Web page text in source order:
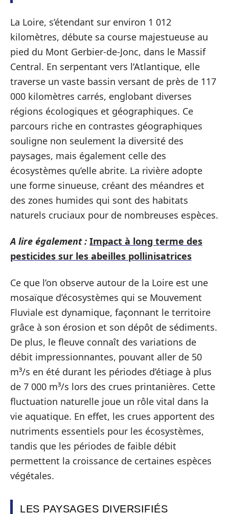
La Loire, s’étendant sur environ 1 012
kilomètres, débute sa course majestueuse au
pied du Mont Gerbier-de-Jonc, dans le Massif
Central. En serpentant vers l’Atlantique, elle
traverse un vaste bassin versant de près de 117
000 kilomètres carrés, englobant diverses
régions écologiques et géographiques. Ce
parcours riche en contrastes géographiques
souligne non seulement la diversité des
paysages, mais également celle des
écosystèmes qu’elle abrite. La rivière adopte
une forme sinueuse, créant des méandres et
des zones humides qui sont des habitats
naturels cruciaux pour de nombreuses espèces.
A lire également : Impact à long terme des
pesticides sur les abeilles pollinisatrices
Ce que l’on observe autour de la Loire est une
mosaïque d’écosystèmes qui se Mouvement
Fluviale est dynamique, façonnant le territoire
grâce à son érosion et son dépôt de sédiments.
De plus, le fleuve connaît des variations de
débit impressionnantes, pouvant aller de 50
m³/s en été durant les périodes d’étiage à plus
de 7 000 m³/s lors des crues printanières. Cette
fluctuation naturelle joue un rôle vital dans la
vie aquatique. En effet, les crues apportent des
nutriments essentiels pour les écosystèmes,
tandis que les périodes de faible débit
permettent la croissance de certaines espèces
végétales.
LES PAYSAGES DIVERSIFIÉS